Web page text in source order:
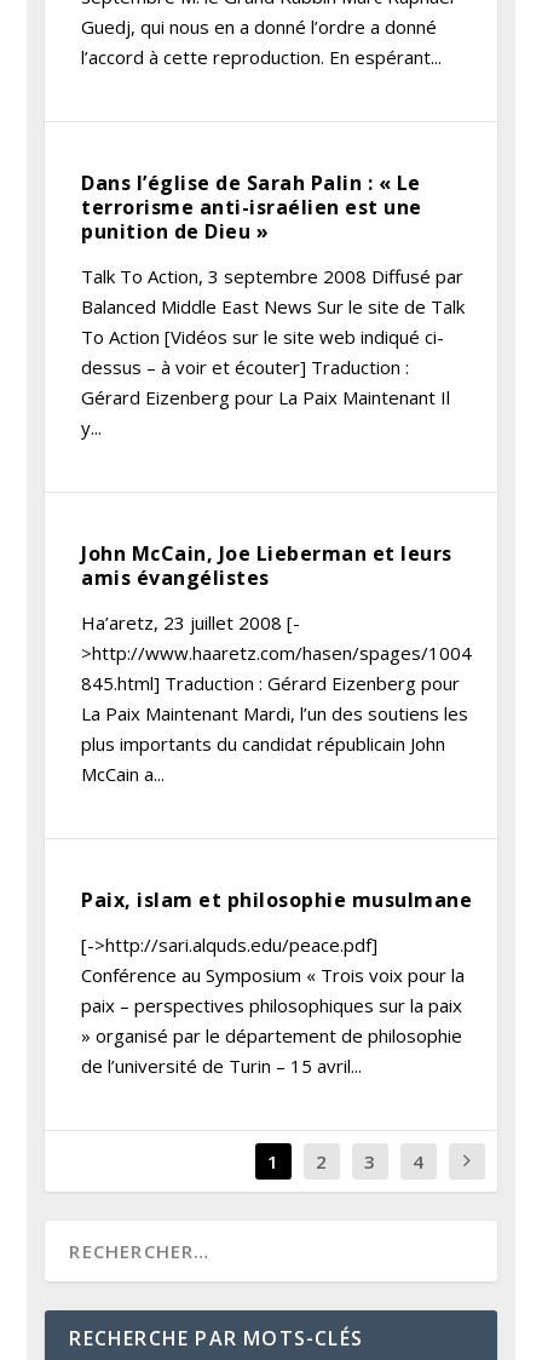
Guedj, qui nous en a donné l’ordre a donné
l’accord à cette reproduction. En espérant...
Dans l’église de Sarah Palin : « Le
terrorisme anti-israélien est une
punition de Dieu »
Talk To Action, 3 septembre 2008 Diffusé par
Balanced Middle East News Sur le site de Talk
To Action [Vidéos sur le site web indiqué ci-
dessus – à voir et écouter] Traduction :
Gérard Eizenberg pour La Paix Maintenant Il
y...
John McCain, Joe Lieberman et leurs
amis évangélistes
Ha’aretz, 23 juillet 2008 [-
>http://www.haaretz.com/hasen/spages/1004
845.html] Traduction : Gérard Eizenberg pour
La Paix Maintenant Mardi, l’un des soutiens les
plus importants du candidat républicain John
McCain a...
Paix, islam et philosophie musulmane
[->http://sari.alquds.edu/peace.pdf]
Conférence au Symposium « Trois voix pour la
paix – perspectives philosophiques sur la paix
» organisé par le département de philosophie
de l’université de Turin – 15 avril...
1 2 3 4
RECHERCHE PAR MOTS-CLÉS